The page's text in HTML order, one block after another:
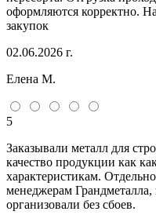
оформляются корректно.
закупок
02.06.2026 г.
Елена М.
5
Заказывали металл для
качество продукции как
характеристикам.
менеджерам Грандметалла,
организовали без сбоев.